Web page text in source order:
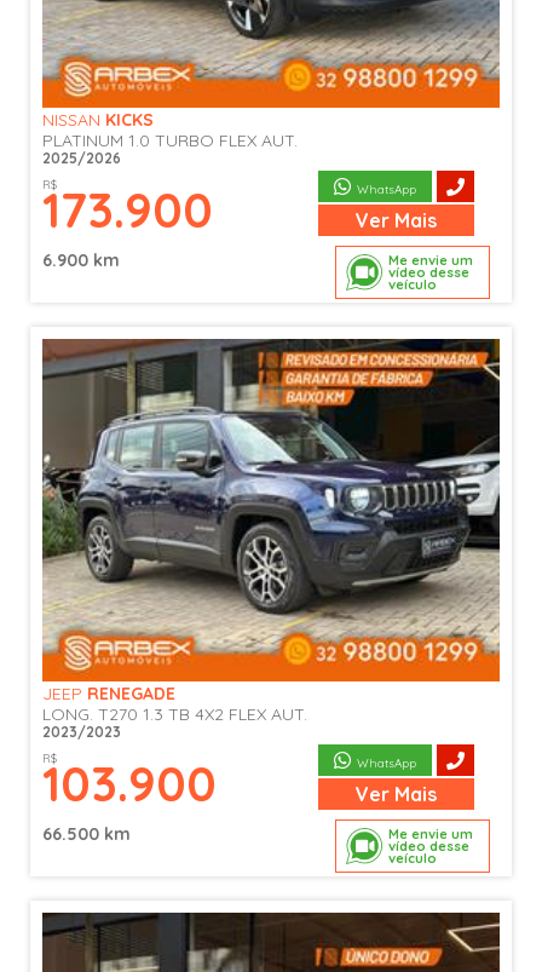
Me envie um
vídeo desse
veículo
NISSAN KICKS
PLATINUM 1.0 TURBO FLEX AUT.
2025/2026
R$
173.900 WhatsApp
Ver Mais
6.900 km
Me envie um
vídeo desse
veículo
JEEP RENEGADE
LONG. T270 1.3 TB 4X2 FLEX AUT.
2023/2023
R$
103.900 WhatsApp
Ver Mais
66.500 km